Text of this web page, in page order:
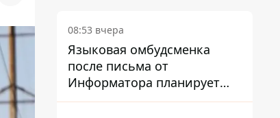
08:53 вчера
Языковая омбудсменка
после письма от
Информатора планирует
наказать компанию-